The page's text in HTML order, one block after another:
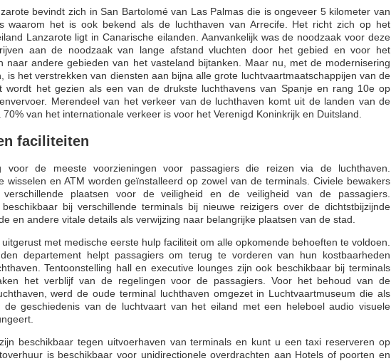
bevindt zich in San Bartolomé van Las Palmas die is ongeveer 5 kilometer van
waarom het is ook bekend als de luchthaven van Arrecife. Het richt zich op het
Lanzarote ligt in Canarische eilanden. Aanvankelijk was de noodzaak voor deze
aan de noodzaak van lange afstand vluchten door het gebied en voor het
naar andere gebieden van het vasteland bijtanken. Maar nu, met de modernisering
is het verstrekken van diensten aan bijna alle grote luchtvaartmaatschappijen van de
wordt het gezien als een van de drukste luchthavens van Spanje en rang 10e op
Merendeel van het verkeer van de luchthaven komt uit de landen van de
van het internationale verkeer is voor het Verenigd Koninkrijk en Duitsland.
faciliteiten
voor de meeste voorzieningen voor passagiers die reizen via de luchthaven.
wisselen en ATM worden geïnstalleerd op zowel van de terminals. Civiele bewakers
plaatsen voor de veiligheid en de veiligheid van de passagiers.
bij verschillende terminals bij nieuwe reizigers over de dichtstbijzijnde
en andere vitale details als verwijzing naar belangrijke plaatsen van de stad.
met medische eerste hulp faciliteit om alle opkomende behoeften te voldoen.
departement helpt passagiers om terug te vorderen van hun kostbaarheden
Tentoonstelling hall en executive lounges zijn ook beschikbaar bij terminals
het verblijf van de regelingen voor de passagiers. Voor het behoud van de
werd de oude terminal luchthaven omgezet in Luchtvaartmuseum die als
geschiedenis van de luchtvaart van het eiland met een heleboel audio visuele
beschikbaar tegen uitvoerhaven van terminals en kunt u een taxi reserveren op
is beschikbaar voor unidirectionele overdrachten aan Hotels of poorten en